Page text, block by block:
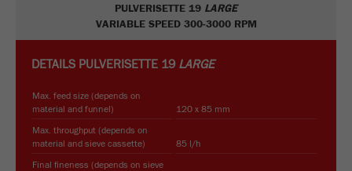
PULVERISETTE 19 LARGE
VARIABLE SPEED 300-3000 RPM
DETAILS PULVERISETTE 19 LARGE
Max. feed size (depends on
material and funnel)
120 x 85 mm
Max. throughput (depends on
material and sieve cassette)
85 l/h
Final fineness (depends on sieve